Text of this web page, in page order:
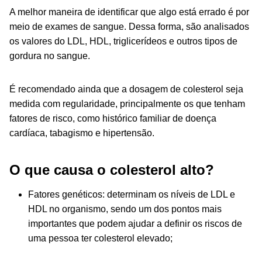
A melhor maneira de identificar que algo está errado é por
meio de exames de sangue. Dessa forma, são analisados
os valores do LDL, HDL, triglicerídeos e outros tipos de
gordura no sangue.
É recomendado ainda que a dosagem de colesterol seja
medida com regularidade, principalmente os que tenham
fatores de risco, como histórico familiar de doença
cardíaca, tabagismo e hipertensão.
O que causa o colesterol alto?
Fatores genéticos: determinam os níveis de LDL e
HDL no organismo, sendo um dos pontos mais
importantes que podem ajudar a definir os riscos de
uma pessoa ter colesterol elevado;